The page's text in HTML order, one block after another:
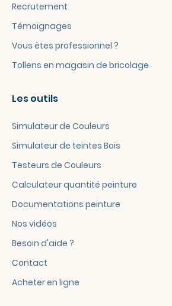
Recrutement
Témoignages
Vous êtes professionnel ?
Tollens en magasin de bricolage
Les outils
Simulateur de Couleurs
Simulateur de teintes Bois
Testeurs de Couleurs
Calculateur quantité peinture
Documentations peinture
Nos vidéos
Besoin d'aide ?
Contact
Acheter en ligne